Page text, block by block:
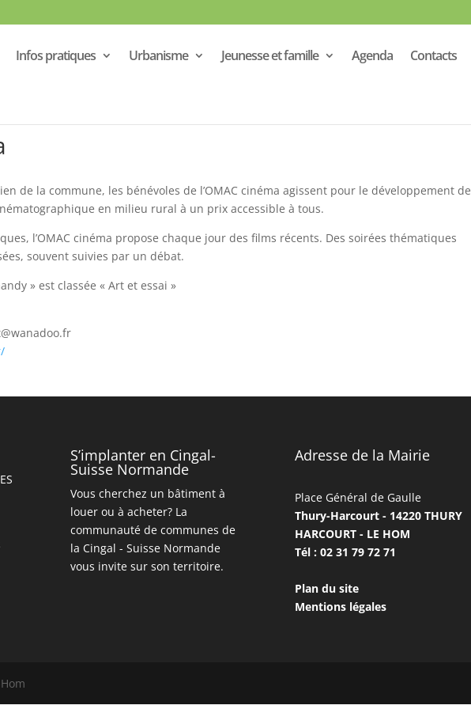
Infos pratiques Urbanisme Jeunesse et famille Agenda Contacts
de la commune, les bénévoles de l’OMAC cinéma agissent pour le développement de
en milieu rural à un prix accessible à tous.
l’OMAC cinéma propose chaque jour des films récents. Des soirées thématiques
souvent suivies par un débat.
» est classée « Art et essai »
S’implanter en Cingal-
Suisse Normande
Vous cherchez un bâtiment à
louer ou à acheter? La
communauté de communes de
la Cingal - Suisse Normande
vous invite sur son territoire.
Adresse de la Mairie
Place Général de Gaulle
Thury-Harcourt - 14220 THURY
HARCOURT - LE HOM
Tél : 02 31 79 72 71
Plan du site
Mentions légales